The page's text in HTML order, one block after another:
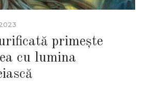
primește
cu lumina